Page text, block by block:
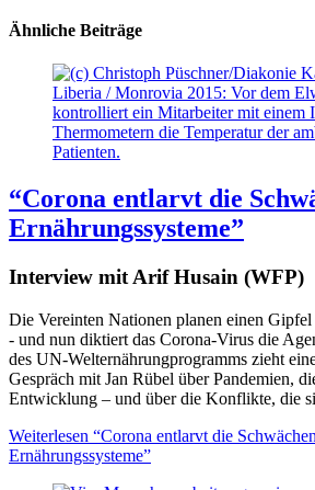
Ähnliche Beiträge
Liberia / Monrovia 2015: Vor dem
kontrolliert ein Mitarbeiter mit einem
Thermometern die Temperatur der
Patienten.
“Corona entlarvt die
Ernährungssysteme”
Interview mit Arif Husain (WFP)
Die Vereinten Nationen planen einen Gipfel
- und nun diktiert das Corona-Virus die
des UN-Welternährungprogramms zieht
Gespräch mit Jan Rübel über Pandemien,
Entwicklung – und über die Konflikte, die
Weiterlesen “Corona entlarvt die
Ernährungssysteme”